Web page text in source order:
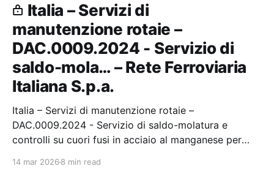
Italia – Servizi di
manutenzione rotaie –
DAC.0009.2024 - Servizio di
saldo-mola… – Rete Ferroviaria
Italiana S.p.a.
Italia – Servizi di manutenzione rotaie –
DAC.0009.2024 - Servizio di saldo-molatura e
controlli su cuori fusi in acciaio al manganese per
14 mar 2026 8 min read